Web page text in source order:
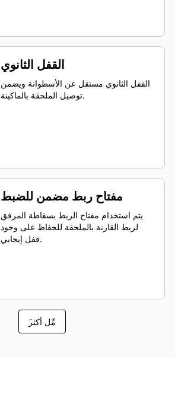
القفل الثانوي
القفل الثانوي مستقل عن الأسطوانة ويضمن
توصيل الملحقة بالماكينة.
مفتاح ربط مضمن للضبط
يتم استخدام مفتاح الربط بسقاطة المرفق
لربط القارنة بالملحقة للحفاظ على وجود
قفل إيجابي.
َمِّل أكثر